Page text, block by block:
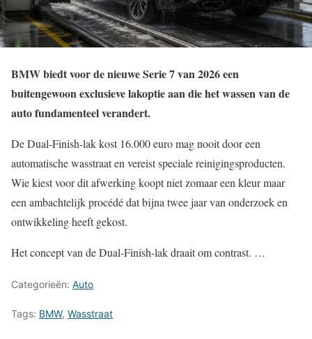
BMW biedt voor de nieuwe Serie 7 van 2026 een
buitengewoon exclusieve lakoptie aan die het wassen van de
auto fundamenteel verandert.
De Dual-Finish-lak kost 16.000 euro mag nooit door een
automatische wasstraat en vereist speciale reinigingsproducten.
Wie kiest voor dit afwerking koopt niet zomaar een kleur maar
een ambachtelijk procédé dat bijna twee jaar van onderzoek en
ontwikkeling heeft gekost.
Het concept van de Dual-Finish-lak draait om contrast. …
Categorieën: Auto
Tags: BMW, Wasstraat